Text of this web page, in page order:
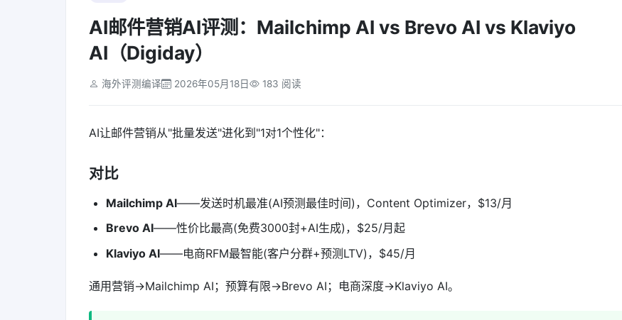
AI邮件营销AI评测：Mailchimp AI vs Brevo AI vs Klaviyo
AI（Digiday）
海外评测编译 2026年05月18日 183 阅读
AI让邮件营销从"批量发送"进化到"1对1个性化"：
对比
Mailchimp AI——发送时机最准(AI预测最佳时间)，Content Optimizer，$13/月
Brevo AI——性价比最高(免费3000封+AI生成)，$25/月起
Klaviyo AI——电商RFM最智能(客户分群+预测LTV)，$45/月
通用营销→Mailchimp AI；预算有限→Brevo AI；电商深度→Klaviyo AI。